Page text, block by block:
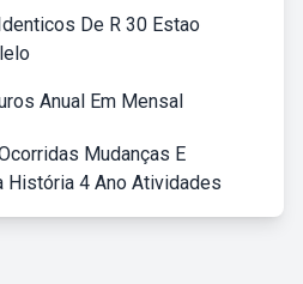
De R 30 Estao
Anual Em Mensal
Mudanças E
História 4 Ano Atividades